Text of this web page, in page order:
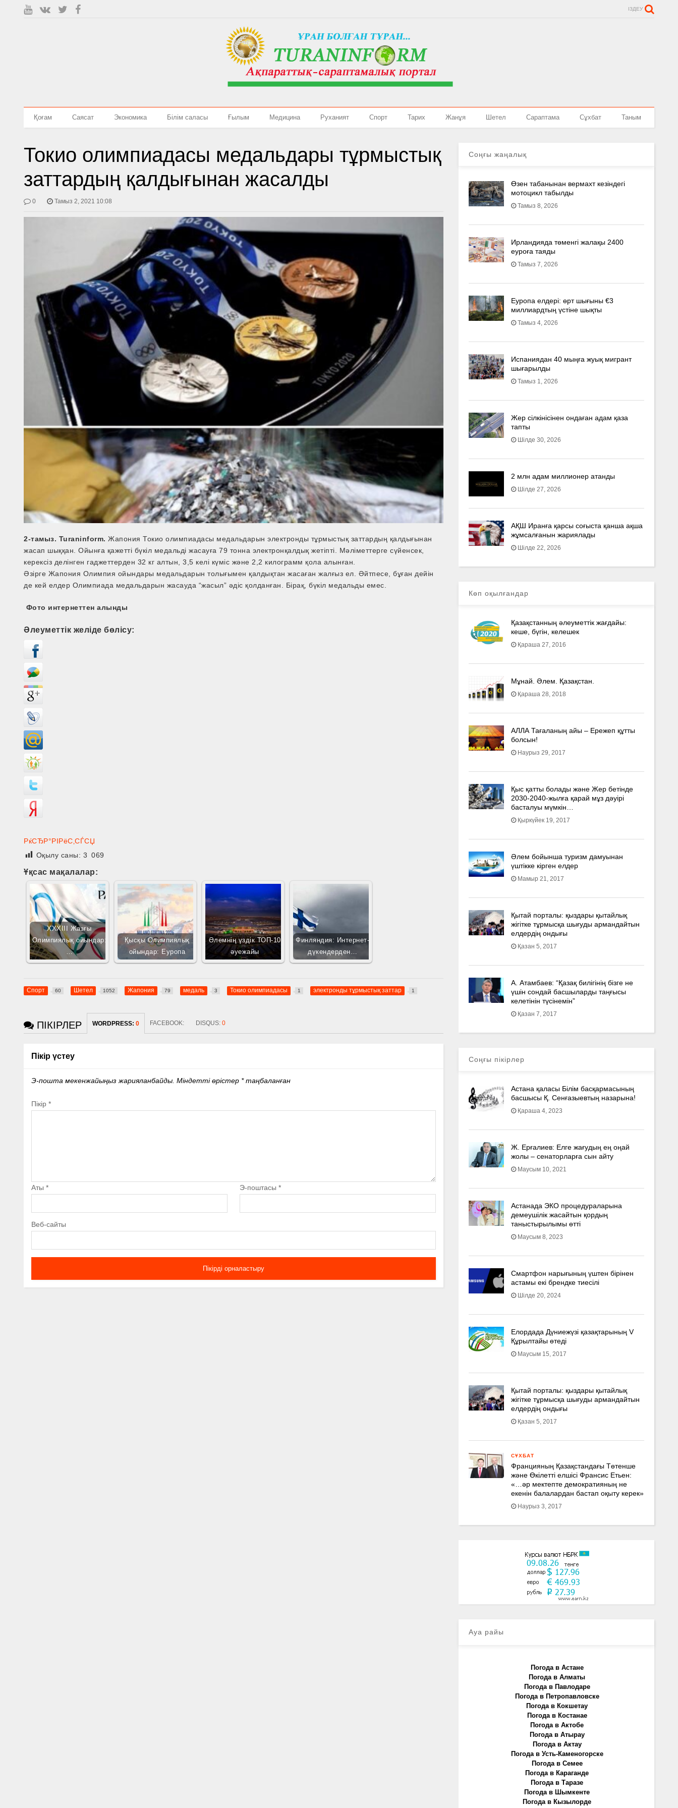
ІЗДЕУ
Қоғам Саясат Экономика Білім саласы Ғылым Медицина Руханият Спорт Тарих Жанұя Шетел Сараптама Сұхбат Таным
Токио олимпиадасы медальдары тұрмыстық
заттардың қалдығынан жасалды
0 Тамыз 2, 2021 10:08
2-тамыз. Turaninform. Жапония Токио олимпиадасы медальдарын электронды тұрмыстық заттардың қалдығынан
жасап шыққан. Ойынға қажетті бүкіл медальді жасауға 79 тонна электронқалдық жетіпті. Мәліметтерге сүйенсек,
керексіз делінген гаджеттерден 32 кг алтын, 3,5 келі күміс және 2,2 килограмм қола алынған.
Әзірге Жапония Олимпия ойындары медальдарын толығымен қалдықтан жасаған жалғыз ел. Әйтпесе, бұған дейін
де кей елдер Олимпиада медальдарын жасауда “жасыл” әдіс қолданған. Бірақ, бүкіл медальды емес.
Фото интернеттен алынды
Әлеуметтік желіде бөлісу:
РќСЂР°РІРёС‚СЃСЏ
Оқылу саны: 3 069
Ұқсас мақалалар:
XXXIII Жазғы
Олимпиялық ойындар:
…
Қысқы Олимпиялық
ойындар: Еуропа
Әлемнің үздік ТОП-10
әуежайы
Финляндия: Интернет-
дүкендерден…
Спорт 60 Шетел 1052 Жапония 79 медаль 3 Токио олимпиадасы 1 электронды тұрмыстық заттар 1
ПІКІРЛЕР WORDPRESS:0 FACEBOOK: DISQUS:0
Пікір үстеу
Э-пошта мекенжайыңыз жарияланбайды.Міндетті өрістер *таңбаланған
Пікір*
Аты* Э-поштасы*
Веб-сайты
Соңғы жаңалық
Өзен табанынан вермахт кезіндегі
мотоцикл табылды
Тамыз 8, 2026
Ирландияда төменгі жалақы 2400
еуроға таяды
Тамыз 7, 2026
Еуропа елдері: өрт шығыны €3
миллиардтың үстіне шықты
Тамыз 4, 2026
Испаниядан 40 мыңға жуық мигрант
шығарылды
Тамыз 1, 2026
Жер сілкінісінен ондаған адам қаза
тапты
Шілде 30, 2026
2 млн адам миллионер атанды
Шілде 27, 2026
АҚШ Иранға қарсы соғыста қанша ақша
жұмсалғанын жариялады
Шілде 22, 2026
Көп оқылғандар
Қазақстанның әлеуметтік жағдайы:
кеше, бүгін, келешек
Қараша 27, 2016
Мұнай. Әлем. Қазақстан.
Қараша 28, 2018
АЛЛА Тағаланың айы – Ережеп құтты
болсын!
Наурыз 29, 2017
Қыс қатты болады және Жер бетінде
2030-2040­-жылға қарай мұз дәуірі
басталуы мүмкін…
Қыркүйек 19, 2017
Әлем бойынша туризм дамуынан
үштікке кірген елдер
Мамыр 21, 2017
Қытай порталы: қыздары қытайлық
жігітке тұрмысқа шығуды армандайтын
елдердің ондығы
Қазан 5, 2017
А. Атамбаев: “Қазақ билігінің бізге не
үшін сондай басшыларды таңғысы
келетінін түсінемін”
Қазан 7, 2017
Соңғы пікірлер
Астана қаласы Білім басқармасының
басшысы Қ. Сенғазыевтың назарына!
Қараша 4, 2023
Ж. Ерғалиев: Елге жағудың ең оңай
жолы – сенаторларға сын айту
Маусым 10, 2021
Астанада ЭКО процедураларына
демеушілік жасайтын қордың
таныстырылымы өтті
Маусым 8, 2023
Смартфон нарығының үштен бірінен
астамы екі брендке тиесілі
Шілде 20, 2024
Елордада Дүниежүзі қазақтарының V
Құрылтайы өтеді
Маусым 15, 2017
Қытай порталы: қыздары қытайлық
жігітке тұрмысқа шығуды армандайтын
елдердің ондығы
Қазан 5, 2017
СҰХБАТ
Францияның Қазақстандағы Төтенше
және Өкілетті елшісі Франсис Етьен:
«…әр мектепте демократияның не
екенін балалардан бастап оқыту керек»
Наурыз 3, 2017
Ауа райы
Погода в Астане
Погода в Алматы
Погода в Павлодаре
Погода в Петропавловске
Погода в Кокшетау
Погода в Костанае
Погода в Актобе
Погода в Атырау
Погода в Актау
Погода в Усть-Каменогорске
Погода в Семее
Погода в Караганде
Погода в Таразе
Погода в Шымкенте
Погода в Кызылорде